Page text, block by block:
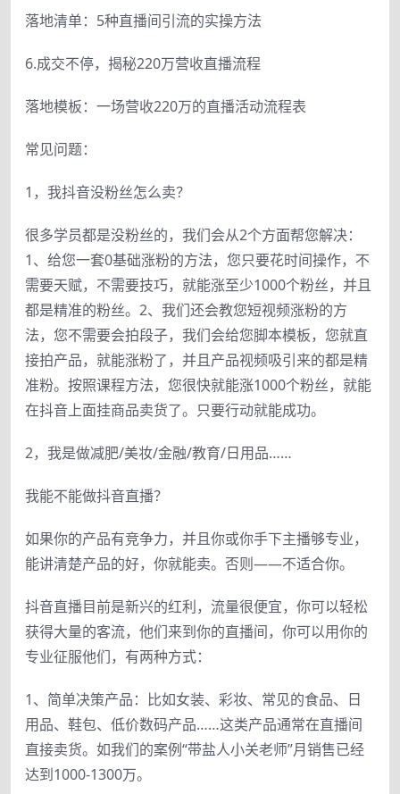
落地清单：5种直播间引流的实操方法
6.成交不停，揭秘220万营收直播流程
落地模板：一场营收220万的直播活动流程表
常见问题：
1，我抖音没粉丝怎么卖？
很多学员都是没粉丝的，我们会从2个方面帮您解决：
1、给您一套0基础涨粉的方法，您只要花时间操作，不
需要天赋，不需要技巧，就能涨至少1000个粉丝，并且
都是精准的粉丝。2、我们还会教您短视频涨粉的方
法，您不需要会拍段子，我们会给您脚本模板，您就直
接拍产品，就能涨粉了，并且产品视频吸引来的都是精
准粉。按照课程方法，您很快就能涨1000个粉丝，就能
在抖音上面挂商品卖货了。只要行动就能成功。
2，我是做减肥/美妆/金融/教育/日用品……
我能不能做抖音直播？
如果你的产品有竞争力，并且你或你手下主播够专业，
能讲清楚产品的好，你就能卖。否则——不适合你。
抖音直播目前是新兴的红利，流量很便宜，你可以轻松
获得大量的客流，他们来到你的直播间，你可以用你的
专业征服他们，有两种方式：
1、简单决策产品：比如女装、彩妆、常见的食品、日
用品、鞋包、低价数码产品……这类产品通常在直播间
直接卖货。如我们的案例“带盐人小关老师”月销售已经
达到1000-1300万。